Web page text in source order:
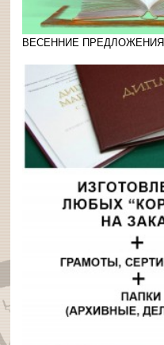
ВЕСЕННИЕ ПРЕДЛОЖЕНИЯ